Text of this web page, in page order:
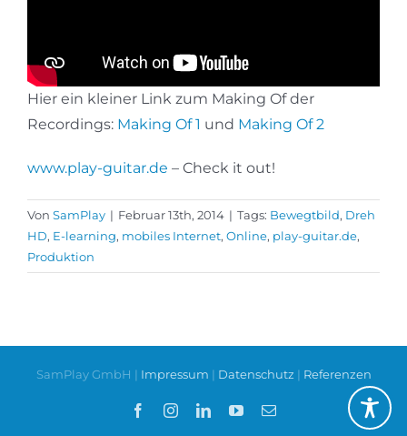
Hier ein kleiner Link zum Making Of der
Recordings: Making Of 1 und Making Of 2
www.play-guitar.de – Check it out!
Von SamPlay | Februar 13th, 2014 | Tags: Bewegtbild, Dreh
HD, E-learning, mobiles Internet, Online, play-guitar.de,
Produktion
SamPlay GmbH | Impressum | Datenschutz | Referenzen
FacebookInstagramLinkedInYouTube
E-